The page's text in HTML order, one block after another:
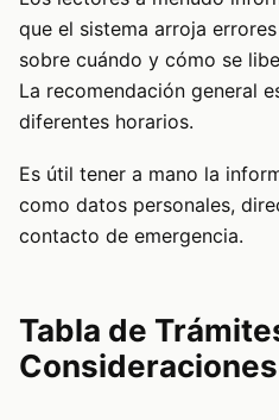
que el sistema arroja
sobre cuándo y cómo se
La recomendación general
diferentes horarios.
Es útil tener a mano la
como datos personales,
contacto de emergencia.
Tabla de